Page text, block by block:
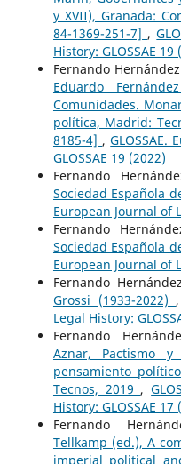
y XVII), Granada:
84-1369-251-7] ,
History: GLOSSAE 19
Fernando
Eduardo
Comunidades.
política, Madrid:
8185-4] ,GLOSSAE.
GLOSSAE 19 (2022)
Fernando
Sociedad Española
European Journal of
Fernando
Sociedad Española
European Journal of
Fernando
Grossi (1933-2022)
Legal History:
Fernando
Aznar, Pactismo
pensamiento
Tecnos, 2019 ,
History: GLOSSAE 17
Fernando
Tellkamp (ed.), A
imperial political